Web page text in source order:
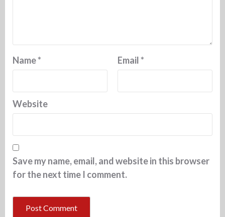
Name* Email*
Website
Save my name, email, and website in this browser
for the next time I comment.